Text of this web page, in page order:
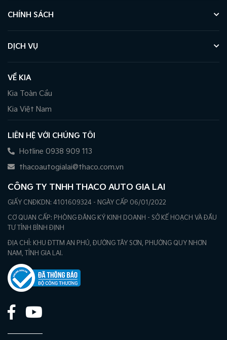
CHÍNH SÁCH
DỊCH VỤ
VỀ KIA
Kia Toàn Cầu
Kia Việt Nam
LIÊN HỆ VỚI CHÚNG TÔI
Hotline 0938 909 113
thacoautogialai@thaco.com.vn
CÔNG TY TNHH THACO AUTO GIA LAI
GIẤY CNĐKDN: 4101609324 - NGÀY CẤP 06/01/2022
CƠ QUAN CẤP: PHÒNG ĐĂNG KÝ KINH DOANH - SỞ KẾ HOẠCH VÀ ĐẦU
TƯ TỈNH BÌNH ĐỊNH
ĐỊA CHỈ: KHU ĐTTM AN PHÚ, ĐƯỜNG TÂY SƠN, PHƯỜNG QUY NHƠN
NAM, TỈNH GIA LAI.